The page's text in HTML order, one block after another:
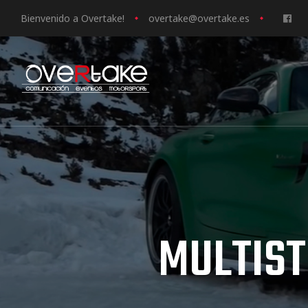
Bienvenido a Overtake! overtake@overtake.es